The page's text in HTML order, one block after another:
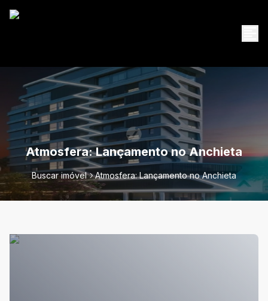
Atmosfera: Lançamento no Anchieta
Buscar imóvel Atmosfera: Lançamento no Anchieta